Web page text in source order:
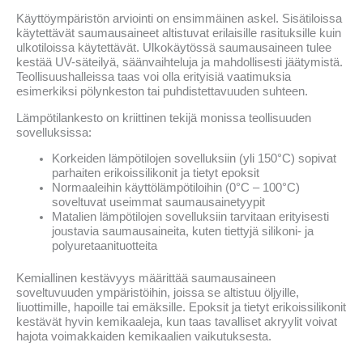
Käyttöympäristön arviointi on ensimmäinen askel. Sisätiloissa
käytettävät saumausaineet altistuvat erilaisille rasituksille kuin
ulkotiloissa käytettävät. Ulkokäytössä saumausaineen tulee
kestää UV-säteilyä, säänvaihteluja ja mahdollisesti jäätymistä.
Teollisuushalleissa taas voi olla erityisiä vaatimuksia
esimerkiksi pölynkeston tai puhdistettavuuden suhteen.
Lämpötilankesto on kriittinen tekijä monissa teollisuuden
sovelluksissa:
Korkeiden lämpötilojen sovelluksiin (yli 150°C) sopivat
parhaiten erikoissilikonit ja tietyt epoksit
Normaaleihin käyttölämpötiloihin (0°C – 100°C)
soveltuvat useimmat saumausainetyypit
Matalien lämpötilojen sovelluksiin tarvitaan erityisesti
joustavia saumausaineita, kuten tiettyjä silikoni- ja
polyuretaanituotteita
Kemiallinen kestävyys määrittää saumausaineen
soveltuvuuden ympäristöihin, joissa se altistuu öljyille,
liuottimille, hapoille tai emäksille. Epoksit ja tietyt erikoissilikonit
kestävät hyvin kemikaaleja, kun taas tavalliset akryylit voivat
hajota voimakkaiden kemikaalien vaikutuksesta.